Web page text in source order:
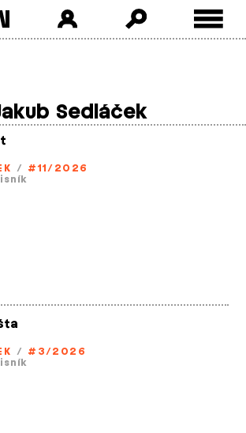
Sedláček
/ #11/2026
/ #3/2026